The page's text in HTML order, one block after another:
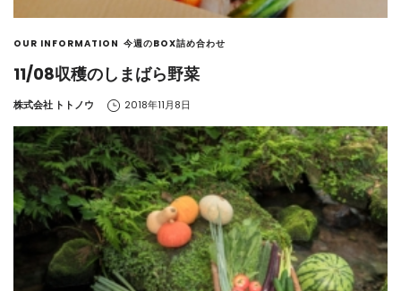
OUR INFORMATION 今週のBOX詰め合わせ
11/08収穫のしまばら野菜
by
株式会社 トトノウ 2018年11月8日